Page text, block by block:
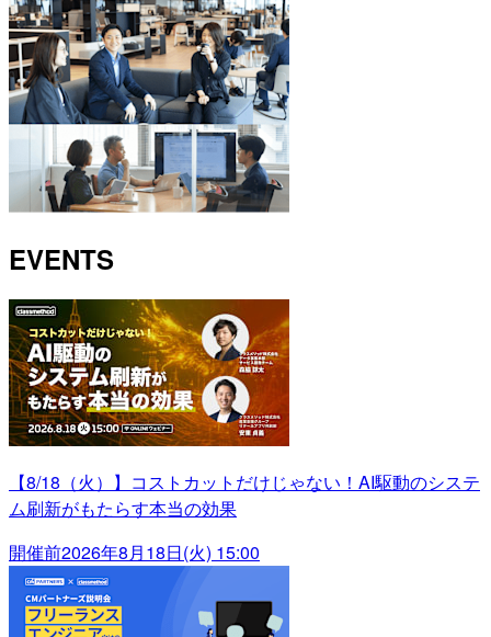
EVENTS
【8/18（火）】コストカットだけじゃない！AI駆動のシステ
ム刷新がもたらす本当の効果
開催前2026年8月18日(火) 15:00